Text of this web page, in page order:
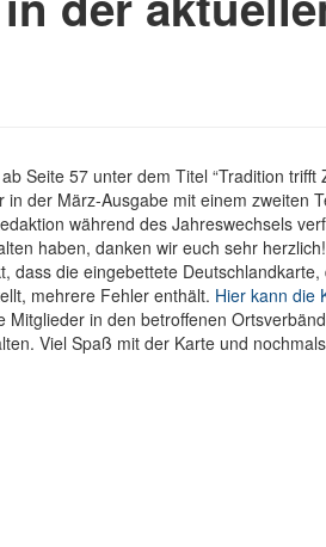
Seite 57 unter dem Titel “Tradition trifft
der März-Ausgabe mit einem zweiten
während des Jahreswechsels
haben, danken wir euch sehr
dass die eingebettete Deutschlandkarte,
mehrere Fehler enthält. Hier kann die
in den betroffenen
Viel Spaß mit der Karte und